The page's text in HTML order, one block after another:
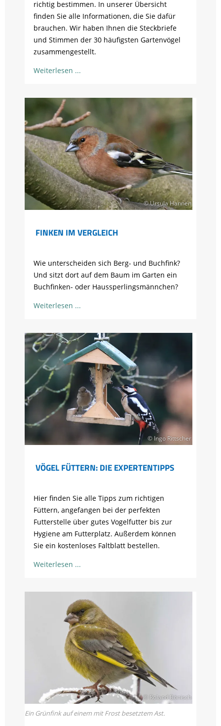
richtig bestimmen. In unserer Übersicht
finden Sie alle Informationen, die Sie dafür
brauchen. Wir haben Ihnen die Steckbriefe
und Stimmen der 30 häufigsten Gartenvögel
zusammengestellt.
Weiterlesen
© Ursula Hannen
FINKEN IM VERGLEICH
Wie unterscheiden sich Berg- und Buchfink?
Und sitzt dort auf dem Baum im Garten ein
Buchfinken- oder Haussperlingsmännchen?
Weiterlesen
© Ingo Rittscher
VÖGEL FÜTTERN: DIE EXPERTENTIPPS
Hier finden Sie alle Tipps zum richtigen
Füttern, angefangen bei der perfekten
Futterstelle über gutes Vogelfutter bis zur
Hygiene am Futterplatz. Außerdem können
Sie ein kostenloses Faltblatt bestellen.
Weiterlesen
© Roland Bönisch
Ein Grünfink auf einem mit Frost besetztem Ast.